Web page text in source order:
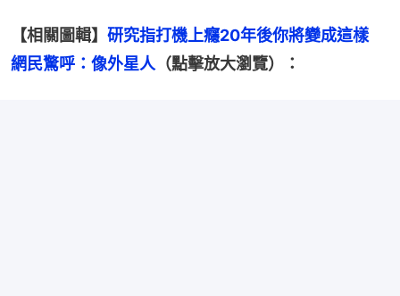
【相關圖輯】 研究指打機上癮20年後你將變成這樣
網民驚呼：像外星人 （點擊放大瀏覽）：